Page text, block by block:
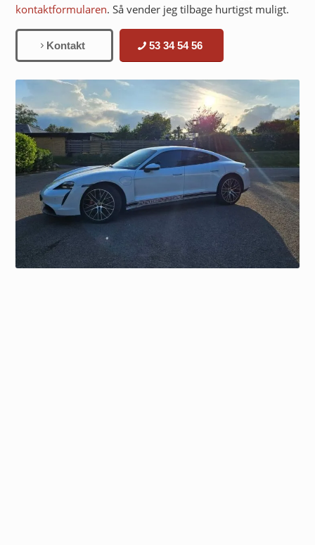
kontaktformularen. Så vender jeg tilbage hurtigst muligt.
Kontakt 53 34 54 56